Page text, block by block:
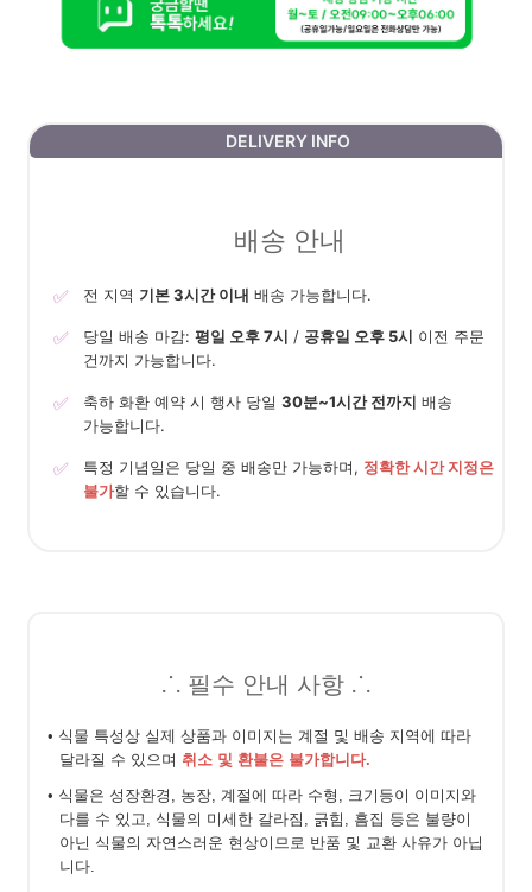
DELIVERY INFO
배송 안내
✅ 전 지역 기본 3시간 이내 배송 가능합니다.
✅ 당일 배송 마감: 평일 오후 7시 / 공휴일 오후 5시 이전 주문
건까지 가능합니다.
✅ 축하 화환 예약 시 행사 당일 30분~1시간 전까지 배송
가능합니다.
✅ 특정 기념일은 당일 중 배송만 가능하며, 정확한 시간 지정은
불가할 수 있습니다.
⸫ 필수 안내 사항 ⸫
• 식물 특성상 실제 상품과 이미지는 계절 및 배송 지역에 따라
달라질 수 있으며 취소 및 환불은 불가합니다.
• 식물은 성장환경, 농장, 계절에 따라 수형, 크기등이 이미지와
다를 수 있고, 식물의 미세한 갈라짐, 긁힘, 흠집 등은 불량이
아닌 식물의 자연스러운 현상이므로 반품 및 교환 사유가 아닙
니다.